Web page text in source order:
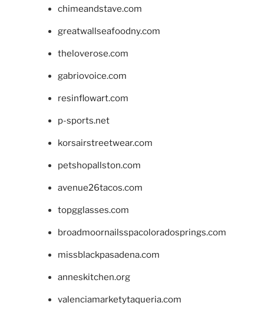
chimeandstave.com
greatwallseafoodny.com
theloverose.com
gabriovoice.com
resinflowart.com
p-sports.net
korsairstreetwear.com
petshopallston.com
avenue26tacos.com
topgglasses.com
broadmoornailsspacoloradosprings.com
missblackpasadena.com
anneskitchen.org
valenciamarketytaqueria.com